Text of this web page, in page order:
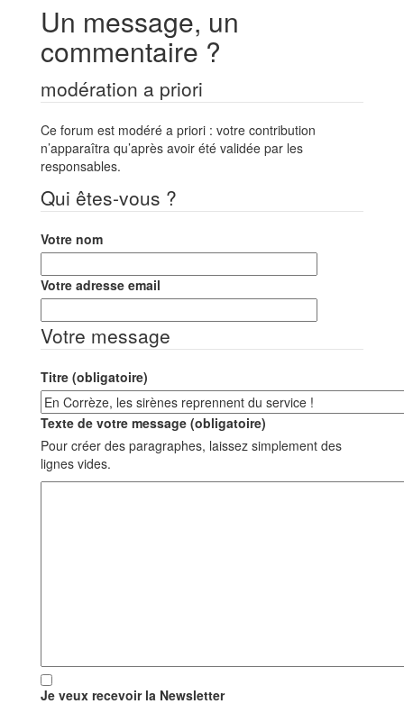
Un message, un
commentaire ?
modération a priori
Ce forum est modéré a priori : votre contribution
n’apparaîtra qu’après avoir été validée par les
responsables.
Qui êtes-vous ?
Votre nom
Votre adresse email
Votre message
Titre (obligatoire)
Texte de votre message (obligatoire)
Pour créer des paragraphes, laissez simplement des
lignes vides.
Je veux recevoir la Newsletter